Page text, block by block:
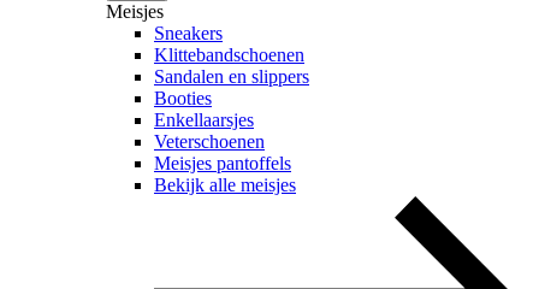
Meisjes
Sneakers
Klittebandschoenen
Sandalen en slippers
Booties
Enkellaarsjes
Veterschoenen
Meisjes pantoffels
Bekijk alle meisjes